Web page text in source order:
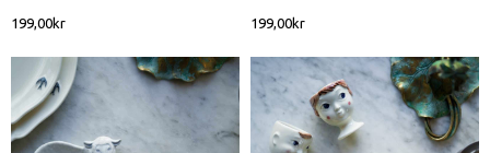
199,00kr 199,00kr